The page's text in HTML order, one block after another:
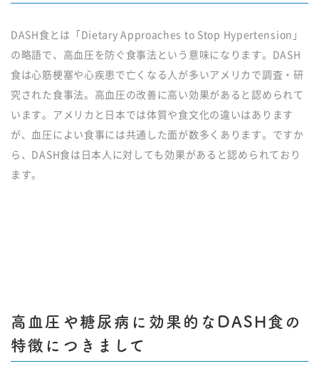
DASH食とは「Dietary Approaches to Stop Hypertension」
の略語で、高血圧を防ぐ食事法という意味になります。DASH
食は心筋梗塞や心疾患で亡くなる人が多いアメリカで調査・研
究された食事法。高血圧の改善に高い効果があると認められて
います。アメリカと日本では体質や食文化の違いはあります
が、血圧によい食事には共通した面が数多くあります。ですか
ら、DASH食は日本人に対しても効果があると認められており
ます。
高血圧や糖尿病に効果的なDASH食の
特徴につきまして